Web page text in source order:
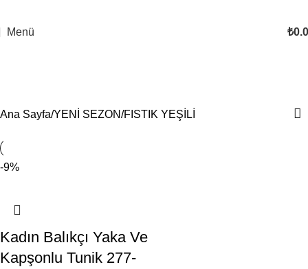
Menü ₺
Ana Sayfa YENİ SEZON FISTIK YEŞİLİ
-9%
Kadın Balıkçı Yaka Ve
Kapşonlu Tunik 277-